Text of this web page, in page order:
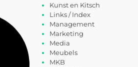
Kunst en Kitsch
Links / Index
Management
Marketing
Media
Meubels
MKB